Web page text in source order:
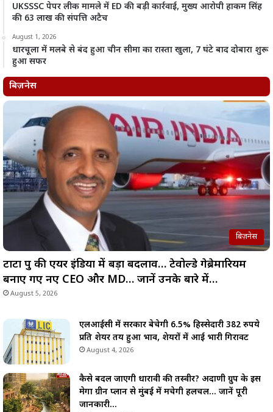
UKSSSC पेपर लीक मामले में ED की बड़ी कार्रवाई, मुख्य आरोपी हाकम सिंह
की 63 लाख की संपत्ति अटैच
August 1, 2026
धारचूला में मलबे से बंद हुआ चीन सीमा का रास्ता खुला, 7 घंटे बाद दोबारा शुरू
हुआ सफर
बिज़नेस
बिज़नेस
टाटा ग्रुप की एयर इंडिया में बड़ा बदलाव… टेवोल्डे गेब्रेमारियम
बनाए गए नए CEO और MD… जानें उनके बारे में…
August 5, 2026
एलआईसी में सरकार बेचेगी 6.5% हिस्सेदारी 382 रुपये
प्रति शेयर तय हुआ भाव, शेयरों में आई भारी गिरावट
August 4, 2026
कैसे बदल जाएगी धारावी की तस्वीर? अदाणी ग्रुप के इस
मेगा ग्रीन प्लान से मुंबई में मचेगी हलचल… जानें पूरी
जानकारी…